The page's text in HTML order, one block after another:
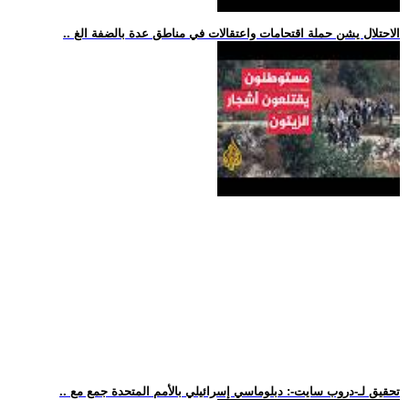
.. الاحتلال يشن حملة اقتحامات واعتقالات في مناطق عدة بالضفة الغ
.. تحقيق لـ-دروب سايت-: دبلوماسي إسرائيلي بالأمم المتحدة جمع مع